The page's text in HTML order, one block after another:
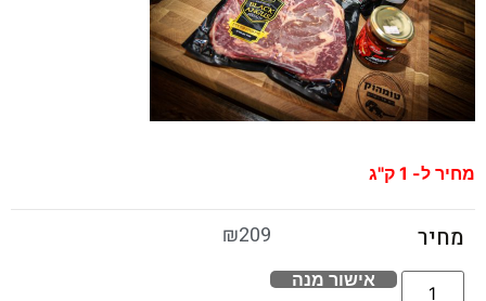
מחיר ל- 1 ק"ג
מחיר ₪209
אישור מנה